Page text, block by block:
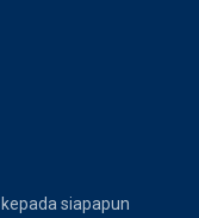
siapapun